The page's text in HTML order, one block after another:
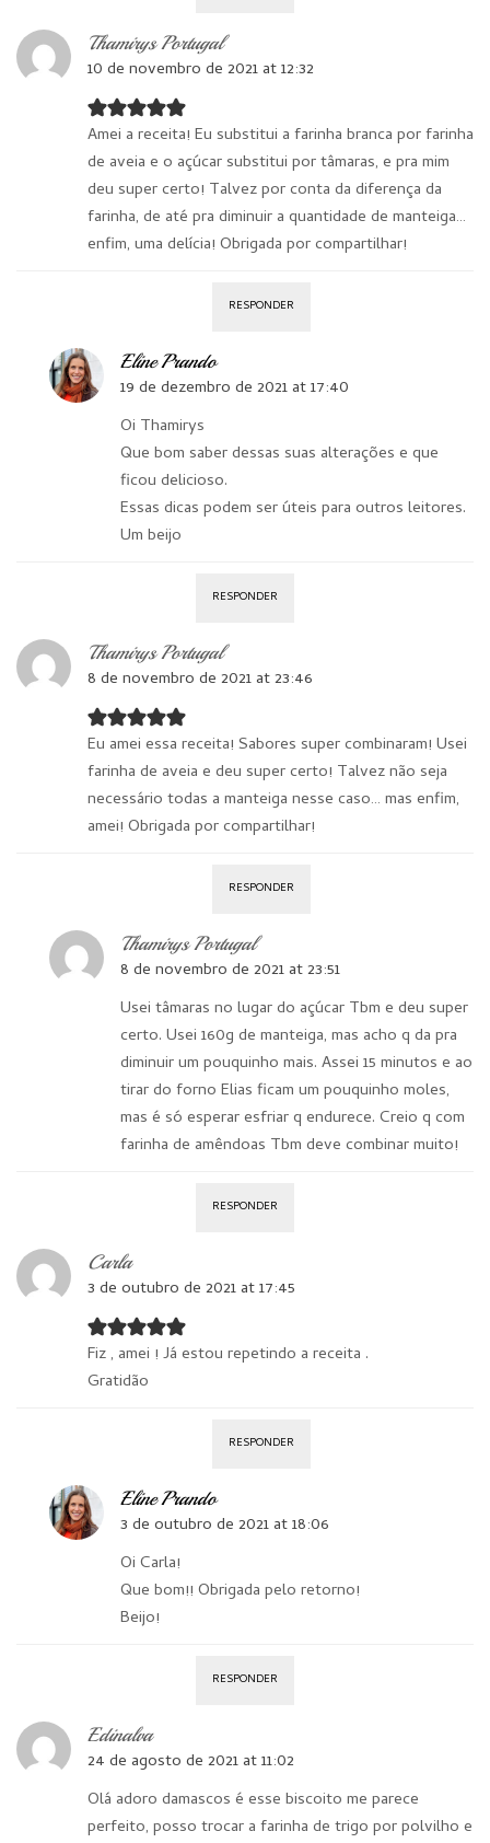
Thamirys Portugal
10 de novembro de 2021 at 12:32
Amei a receita! Eu substitui a farinha branca por farinha
de aveia e o açúcar substitui por tâmaras, e pra mim
deu super certo! Talvez por conta da diferença da
farinha, de até pra diminuir a quantidade de manteiga…
enfim, uma delícia! Obrigada por compartilhar!
RESPONDER
Eline Prando
19 de dezembro de 2021 at 17:40
Oi Thamirys
Que bom saber dessas suas alterações e que
ficou delicioso.
Essas dicas podem ser úteis para outros leitores.
Um beijo
RESPONDER
Thamirys Portugal
8 de novembro de 2021 at 23:46
Eu amei essa receita! Sabores super combinaram! Usei
farinha de aveia e deu super certo! Talvez não seja
necessário todas a manteiga nesse caso… mas enfim,
amei! Obrigada por compartilhar!
RESPONDER
Thamirys Portugal
8 de novembro de 2021 at 23:51
Usei tâmaras no lugar do açúcar Tbm e deu super
certo. Usei 160g de manteiga, mas acho q da pra
diminuir um pouquinho mais. Assei 15 minutos e ao
tirar do forno Elias ficam um pouquinho moles,
mas é só esperar esfriar q endurece. Creio q com
farinha de amêndoas Tbm deve combinar muito!
RESPONDER
Carla
3 de outubro de 2021 at 17:45
Fiz , amei ! Já estou repetindo a receita .
Gratidão
RESPONDER
Eline Prando
3 de outubro de 2021 at 18:06
Oi Carla!
Que bom!! Obrigada pelo retorno!
Beijo!
RESPONDER
Edinalva
24 de agosto de 2021 at 11:02
Olá adoro damascos é esse biscoito me parece
perfeito, posso trocar a farinha de trigo por polvilho e